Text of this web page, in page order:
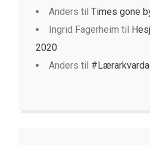
Anders til Times gone
Ingrid Fagerheim til
2020
Anders til